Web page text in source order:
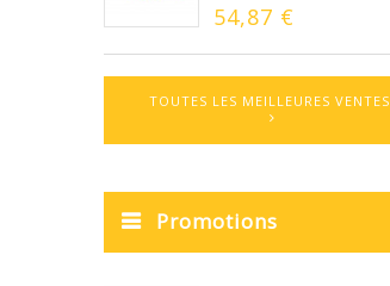
54,87 €
TOUTES LES MEILLEURES VENTES
Promotions